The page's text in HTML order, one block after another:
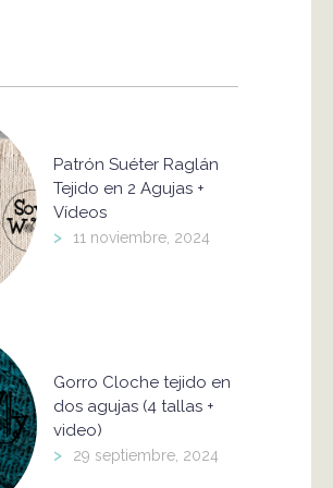
Patrón Suéter Raglán
Tejido en 2 Agujas +
Vídeos
> 11 noviembre, 2024
Gorro Cloche tejido en
dos agujas (4 tallas +
video)
> 29 septiembre, 2024